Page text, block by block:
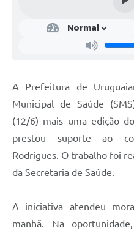
Contas Públicas
Links
Telefones Úteis
Termos de Uso & Política de
A Prefeitura de
Municipal de Saúde
(12/6) mais uma edição
prestou suporte ao
Rodrigues. O trabalho foi
da Secretaria de Saúde.
A iniciativa atendeu
manhã. Na